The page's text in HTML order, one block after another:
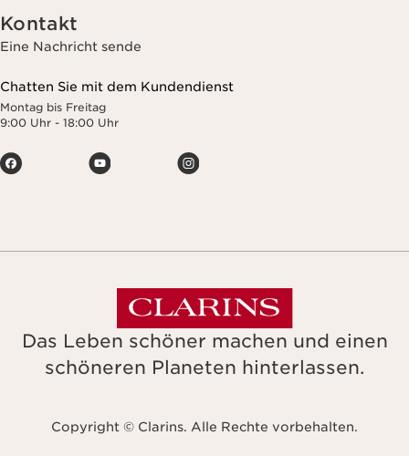
Kontakt
Eine Nachricht sende
Chatten Sie mit dem Kundendienst
Montag bis Freitag
9:00 Uhr - 18:00 Uhr
Das Leben schöner machen und einen
schöneren Planeten hinterlassen.
Copyright © Clarins. Alle Rechte vorbehalten.